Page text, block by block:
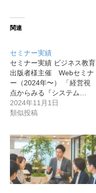
関連
セミナー実績
セミナー実績 ビジネス教育
出版者様主催 Webセミナ
ー（2024年〜） 「経営視
点からみる『システム…
2024年11月1日
類似投稿